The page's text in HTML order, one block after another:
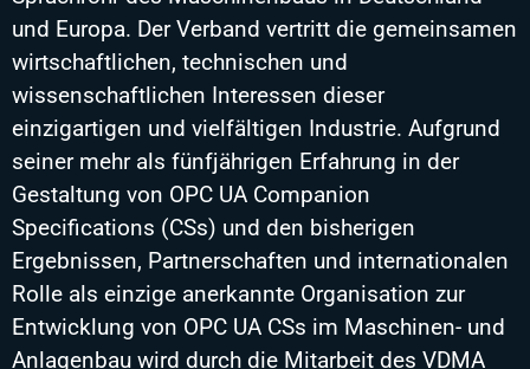
und Europa. Der Verband vertritt die gemeinsamen
wirtschaftlichen, technischen und
wissenschaftlichen Interessen dieser
einzigartigen und vielfältigen Industrie. Aufgrund
seiner mehr als fünfjährigen Erfahrung in der
Gestaltung von OPC UA Companion
Specifications (CSs) und den bisherigen
Ergebnissen, Partnerschaften und internationalen
Rolle als einzige anerkannte Organisation zur
Entwicklung von OPC UA CSs im Maschinen- und
Anlagenbau wird durch die Mitarbeit des VDMA